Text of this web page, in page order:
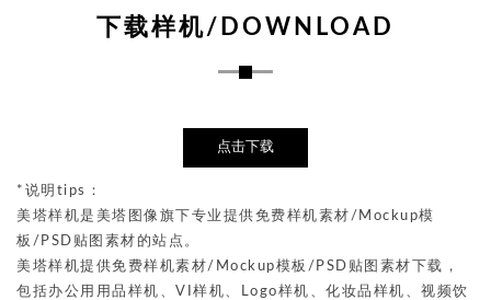
下载样机/DOWNLOAD
点击下载
*说明tips：
美塔样机是美塔图像旗下专业提供免费样机素材/Mockup模
板/PSD贴图素材的站点。
美塔样机提供免费样机素材/Mockup模板/PSD贴图素材下载，
包括办公用用品样机、VI样机、Logo样机、化妆品样机、视频饮